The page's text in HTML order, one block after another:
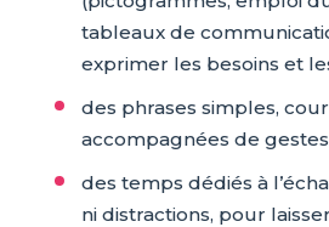
tableaux de
exprimer les besoins et
des phrases simples,
accompagnées de gestes
des temps dédiés à
ni distractions, pour